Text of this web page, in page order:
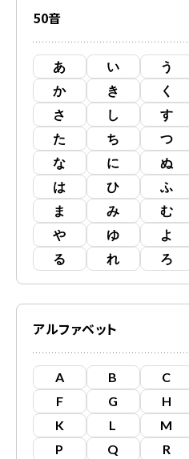
50音
あ い う
か
き く
さ
し す
た
ち つ
な
に ぬ
は
ひ ふ
ま
み む
や
ゆ よ
る
れ ろ
アルファベット
A B C
F
G H
K
L M
P
Q R